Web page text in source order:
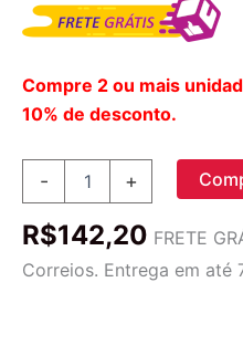
Compre 2 ou mais
10% de desconto.
-
de
Pig-
+
R$142,20 FRETE
Correios. Entrega em até